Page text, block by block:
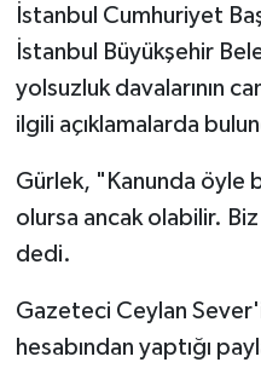
İstanbul Cumhuriyet
İstanbul Büyükşehir
yolsuzluk davalarının
ilgili açıklamalarda
Gürlek, "Kanunda öyle
olursa ancak olabilir.
dedi.
Gazeteci Ceylan
hesabından yaptığı